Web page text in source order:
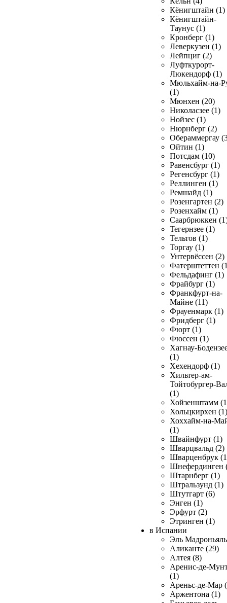
Кёнигштайн (1)
Кёнигштайн-
Таунус (1)
Кронберг (1)
Леверкузен (1)
Лейпциг (2)
Луфткурорт-
Люкендорф (1)
Мюльхайм-на-
(1)
Мюнхен (20)
Николасзее (1)
Нойзес (1)
Нюрнберг (2)
Обераммергау
Ойтин (1)
Потсдам (10)
Равенсбург (1)
Регенсбург (1)
Реллинген (1)
Ремшайд (1)
Розенгартен (2)
Розенхайм (1)
Саарбрюккен
Тегернзее (1)
Тельтов (1)
Торгау (1)
Унтервёссен (2)
Фатерштеттен
Фельдафинг (1)
Фрайбург (1)
Франкфурт-на-
Майне (11)
Фрауенмарк (1)
Фридберг (1)
Фюрт (1)
Фюссен (1)
Хагнау-
(1)
Хехендорф (1)
Хильтер-ам-
Тойтобургер-
(1)
Хойзенштамм
Хольцкирхен (1)
Хоххайм-на-
(1)
Швайнфурт (1)
Шварцвальд (2)
Шварценбрук
Шнефердинген
Штарнберг (1)
Штральзунд (1)
Штутгарт (6)
Энген (1)
Эрфурт (2)
Этринген (1)
в Испании
Эль
Аликанте (29)
Алтея (8)
Аренис-де-
(1)
Ареньс-де-Мар
Аржентона (1)